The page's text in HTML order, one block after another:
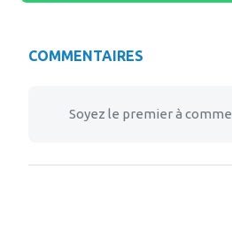
COMMENTAIRES
Soyez le premier à